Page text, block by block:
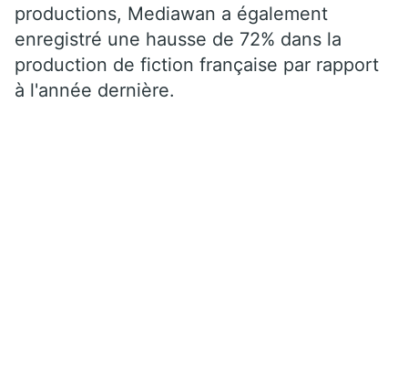
productions, Mediawan a également
enregistré une hausse de 72% dans la
production de fiction française par rapport
à l'année dernière.